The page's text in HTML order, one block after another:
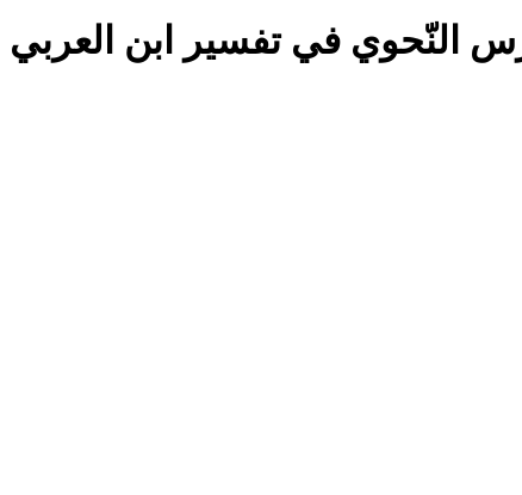
النّحوي في تفسير ابن العربي